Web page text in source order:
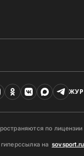
по
на sovsport.ru